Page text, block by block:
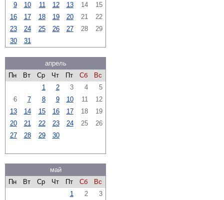
9
10 11 12 13 14
15
16
17 18 19 20 21
22
23
24 25 26 27 28
29
30
31
апрель
Пн
Вт Ср Чт Пт Сб
Вс
1
2 3 4
5
6
7 8 9 10 11
12
13
14 15 16 17 18
19
20
21 22 23 24 25
26
27
28 29 30
май
Пн
Вт Ср Чт Пт Сб
Вс
1
2
3